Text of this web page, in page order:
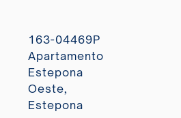
163-04469P
Apartamento
Estepona
Oeste,
Estepona